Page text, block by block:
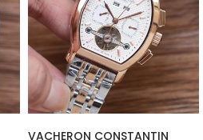
VACHERON CONSTANTIN